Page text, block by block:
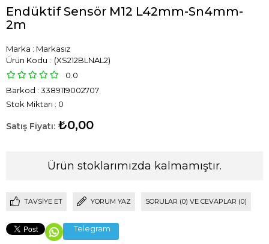
Endüktif Sensör M12 L42mm-Sn4mm-
2m
Marka : Markasız
(XS212BLNAL2)
0.0
Barkod : 3389119002707
Stok Miktarı : 0
₺0,00
Ürün stoklarımızda kalmamıştır.
TAVSIYE ET YORUM YAZ SORULAR (0) VE CEVAPLAR (0)
Telegram